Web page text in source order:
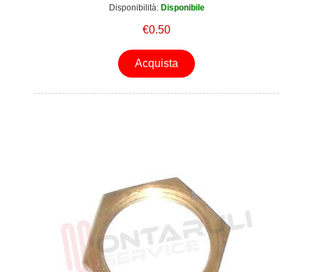
Disponibilità: Disponibile
€0.50
Acquista